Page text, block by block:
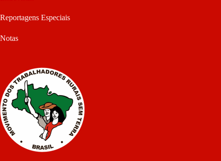
Reportagens Especiais
Notas